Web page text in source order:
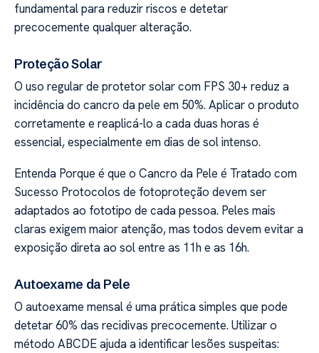
fundamental para reduzir riscos e detetar
precocemente qualquer alteração.
Proteção Solar
O uso regular de protetor solar com FPS 30+ reduz a
incidência do cancro da pele em 50%. Aplicar o produto
corretamente e reaplicá-lo a cada duas horas é
essencial, especialmente em dias de sol intenso.
Entenda Porque é que o Cancro da Pele é Tratado com
Sucesso Protocolos de fotoproteção devem ser
adaptados ao fototipo de cada pessoa. Peles mais
claras exigem maior atenção, mas todos devem evitar a
exposição direta ao sol entre as 11h e as 16h.
Autoexame da Pele
O autoexame mensal é uma prática simples que pode
detetar 60% das recidivas precocemente. Utilizar o
método ABCDE ajuda a identificar lesões suspeitas: